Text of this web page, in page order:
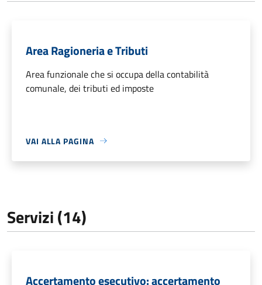
Area Ragioneria e Tributi
Area funzionale che si occupa della contabilità
comunale, dei tributi ed imposte
VAI ALLA PAGINA
Servizi (14)
Accertamento esecutivo: accertamento